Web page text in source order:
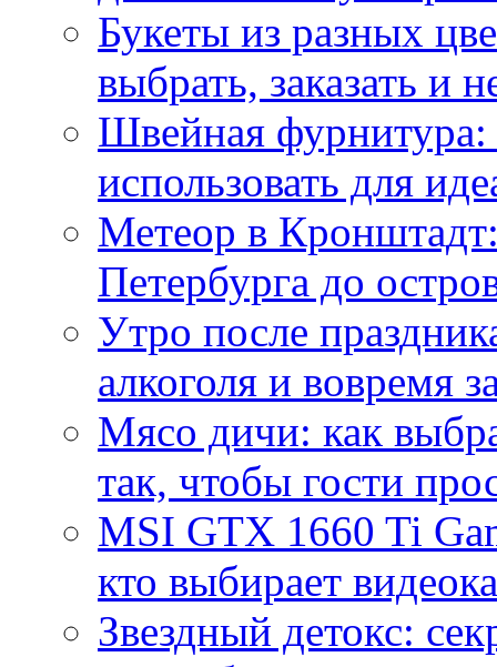
Букеты из разных
выбрать, заказать и
Швейная фурнитура:
использовать для
Метеор в
Петербурга до
Утро после
алкоголя и вовремя
Мясо дичи: как
так, чтобы гости
MSI GTX 1660 Ti
кто выбирает
Звездный детокс: